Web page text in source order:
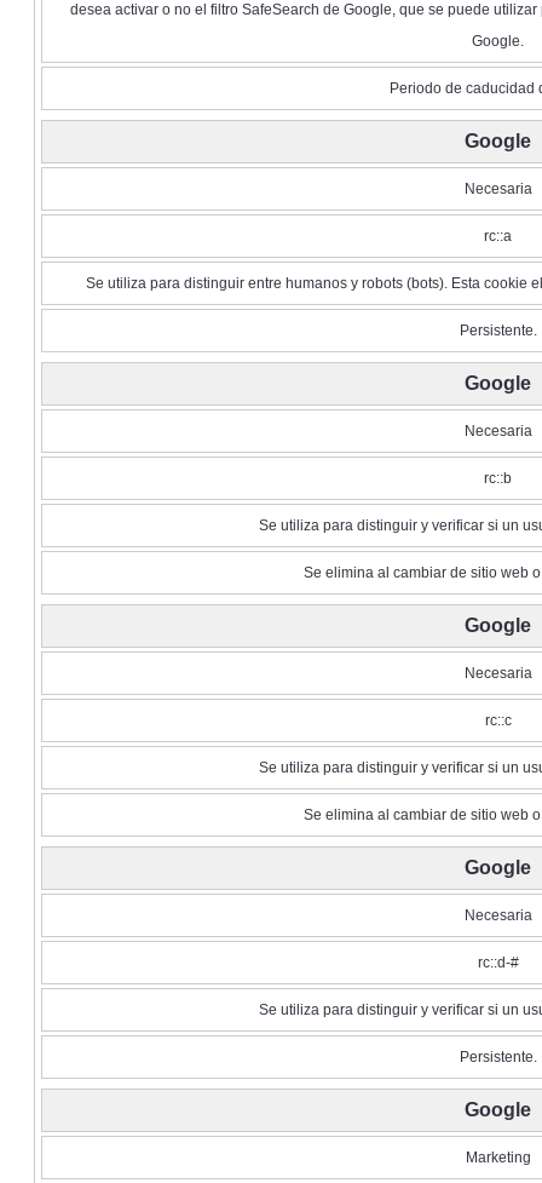
desea activar o no el filtro SafeSearch de Google, que se puede
Google.
Periodo de caducidad
Google
Necesaria
rc::a
Se utiliza para distinguir entre humanos y robots (bots). Esta cookie
Persistente.
Google
Necesaria
rc::b
Se utiliza para distinguir y verificar si un
Se elimina al cambiar de sitio web
Google
Necesaria
rc::c
Se utiliza para distinguir y verificar si un
Se elimina al cambiar de sitio web
Google
Necesaria
rc::d-#
Se utiliza para distinguir y verificar si un
Persistente.
Google
Marketing